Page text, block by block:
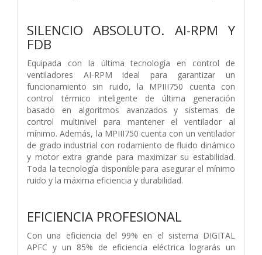
SILENCIO ABSOLUTO. AI-RPM Y
FDB
Equipada con la última tecnología en control de
ventiladores AI-RPM ideal para garantizar un
funcionamiento sin ruido, la MPIII750 cuenta con
control térmico inteligente de última generación
basado en algoritmos avanzados y sistemas de
control multinivel para mantener el ventilador al
mínimo. Además, la MPIII750 cuenta con un ventilador
de grado industrial con rodamiento de fluido dinámico
y motor extra grande para maximizar su estabilidad.
Toda la tecnología disponible para asegurar el mínimo
ruido y la máxima eficiencia y durabilidad.
EFICIENCIA PROFESIONAL
Con una eficiencia del 99% en el sistema DIGITAL
APFC y un 85% de eficiencia eléctrica lograrás un